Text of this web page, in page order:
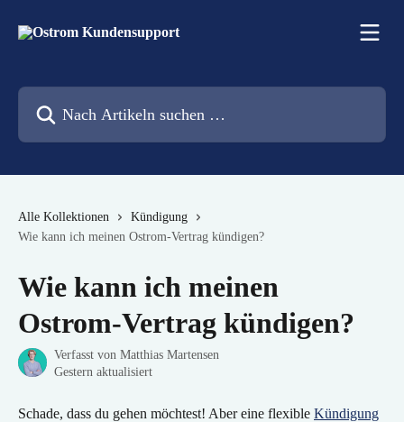
Alle Kollektionen
Kündigung
Wie kann ich meinen Ostrom-Vertrag kündigen?
Wie kann ich meinen
Ostrom-Vertrag kündigen?
Verfasst von Matthias Martensen
Gestern aktualisiert
Schade, dass du gehen möchtest! Aber eine flexible Kündigung